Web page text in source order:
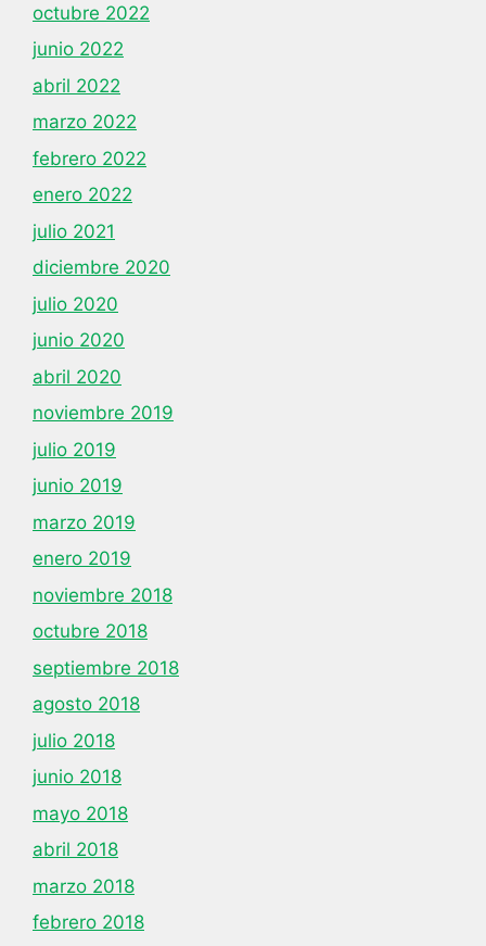
octubre 2022
junio 2022
abril 2022
marzo 2022
febrero 2022
enero 2022
julio 2021
diciembre 2020
julio 2020
junio 2020
abril 2020
noviembre 2019
julio 2019
junio 2019
marzo 2019
enero 2019
noviembre 2018
octubre 2018
septiembre 2018
agosto 2018
julio 2018
junio 2018
mayo 2018
abril 2018
marzo 2018
febrero 2018